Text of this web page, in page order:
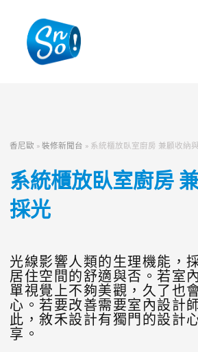
香尼歐 »裝修新聞台 » 系統櫃放臥室廚房 兼顧收納
系統櫃放臥室廚房
採光
光線影響人類的生理機能，
居住空間的舒適與否。若室
單視覺上不夠美觀，久了也
心。若要改善需要室內設計
此，敘禾設計有獨門的設計
享。